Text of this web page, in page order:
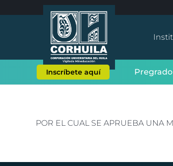
Inscríbete aquí Pregrado
POR EL CUAL SE APRUEBA UNA